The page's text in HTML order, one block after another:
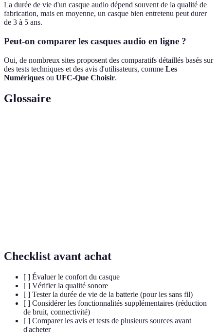
La durée de vie d'un casque audio dépend souvent de la qualité de
fabrication, mais en moyenne, un casque bien entretenu peut durer
de 3 à 5 ans.
Peut-on comparer les casques audio en ligne ?
Oui, de nombreux sites proposent des comparatifs détaillés basés sur
des tests techniques et des avis d'utilisateurs, comme Les
Numériques ou UFC-Que Choisir.
Glossaire
Checklist avant achat
[ ] Évaluer le confort du casque
[ ] Vérifier la qualité sonore
[ ] Tester la durée de vie de la batterie (pour les sans fil)
[ ] Considérer les fonctionnalités supplémentaires (réduction
de bruit, connectivité)
[ ] Comparer les avis et tests de plusieurs sources avant
d'acheter